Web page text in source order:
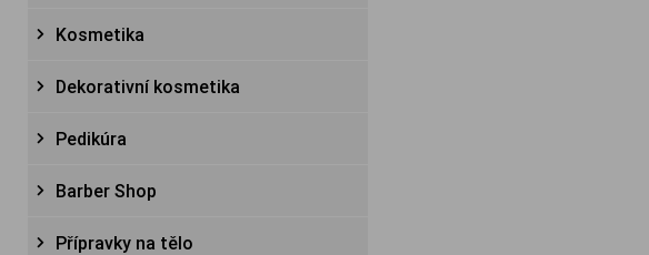
Kosmetika
Dekorativní kosmetika
Pedikúra
Barber Shop
Přípravky na tělo